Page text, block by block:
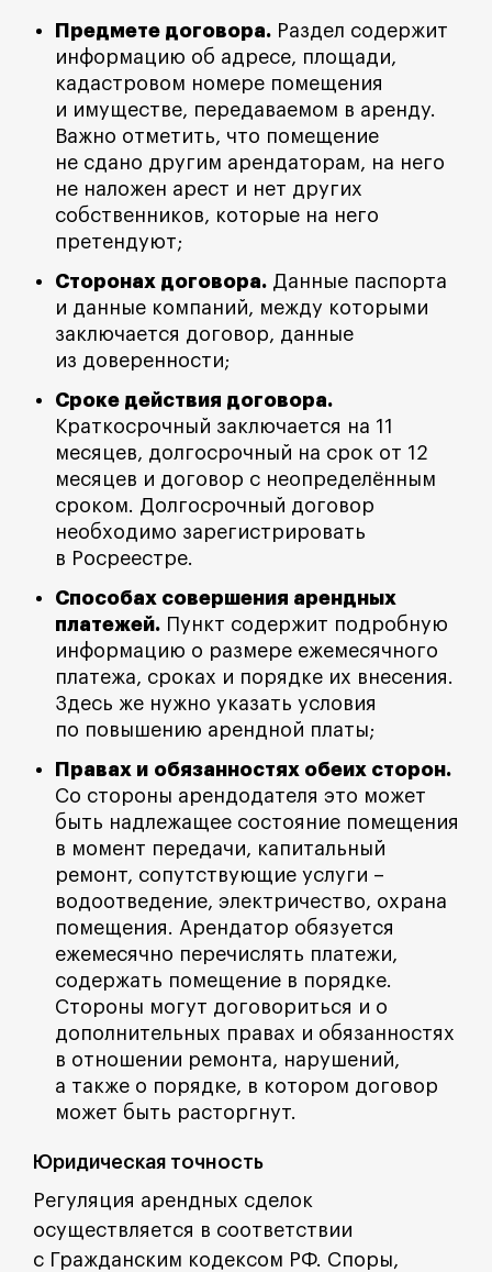
Предмете договора. Раздел содержит
информацию об адресе, площади,
кадастровом номере помещения
и имуществе, передаваемом в аренду.
Важно отметить, что помещение
не сдано другим арендаторам, на него
не наложен арест и нет других
собственников, которые на него
претендуют;
Сторонах договора. Данные паспорта
и данные компаний, между которыми
заключается договор, данные
из доверенности;
Сроке действия договора.
Краткосрочный заключается на 11
месяцев, долгосрочный на срок от 12
месяцев и договор с неопределённым
сроком. Долгосрочный договор
необходимо зарегистрировать
в Росреестре.
Способах совершения арендных
платежей. Пункт содержит подробную
информацию о размере ежемесячного
платежа, сроках и порядке их внесения.
Здесь же нужно указать условия
по повышению арендной платы;
Правах и обязанностях обеих сторон.
Со стороны арендодателя это может
быть надлежащее состояние помещения
в момент передачи, капитальный
ремонт, сопутствующие услуги –
водоотведение, электричество, охрана
помещения. Арендатор обязуется
ежемесячно перечислять платежи,
содержать помещение в порядке.
Стороны могут договориться и о
дополнительных правах и обязанностях
в отношении ремонта, нарушений,
а также о порядке, в котором договор
может быть расторгнут.
Юридическая точность
Регуляция арендных сделок
осуществляется в соответствии
с Гражданским кодексом РФ. Споры,